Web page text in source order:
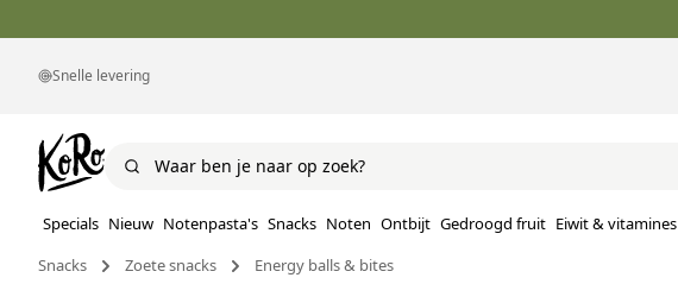
Snelle levering
Specials Nieuw Notenpasta's Snacks Noten Ontbijt Gedroogd fruit Eiwit & vitamines
Snacks
Zoete snacks Energy balls & bites